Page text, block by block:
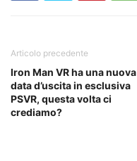
Articolo precedente
Iron Man VR ha una nuova
data d’uscita in esclusiva
PSVR, questa volta ci
crediamo?